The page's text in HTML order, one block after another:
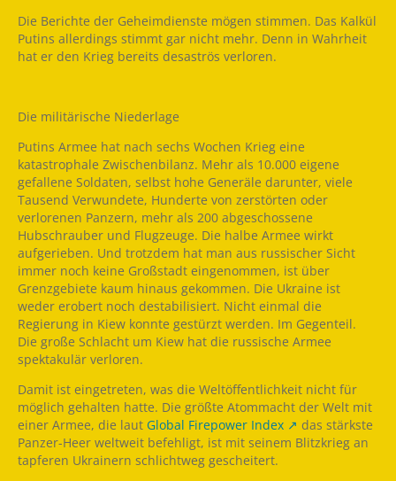
Die Berichte der Geheimdienste mögen stimmen. Das Kalkül
Putins allerdings stimmt gar nicht mehr. Denn in Wahrheit
hat er den Krieg bereits desaströs verloren.
Die militärische Niederlage
Putins Armee hat nach sechs Wochen Krieg eine
katastrophale Zwischenbilanz. Mehr als 10.000 eigene
gefallene Soldaten, selbst hohe Generäle darunter, viele
Tausend Verwundete, Hunderte von zerstörten oder
verlorenen Panzern, mehr als 200 abgeschossene
Hubschrauber und Flugzeuge. Die halbe Armee wirkt
aufgerieben. Und trotzdem hat man aus russischer Sicht
immer noch keine Großstadt eingenommen, ist über
Grenzgebiete kaum hinaus gekommen. Die Ukraine ist
weder erobert noch destabilisiert. Nicht einmal die
Regierung in Kiew konnte gestürzt werden. Im Gegenteil.
Die große Schlacht um Kiew hat die russische Armee
spektakulär verloren.
Damit ist eingetreten, was die Weltöffentlichkeit nicht für
möglich gehalten hatte. Die größte Atommacht der Welt mit
einer Armee, die laut Global Firepower Index
das stärkste
Panzer-Heer weltweit befehligt, ist mit seinem Blitzkrieg an
tapferen Ukrainern schlichtweg gescheitert.